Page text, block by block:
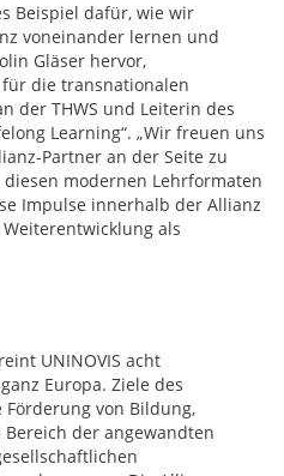
Beispiel dafür, wie wir
voneinander lernen und
Gläser hervor,
die transnationalen
der THWS und Leiterin des
Learning“. „Wir freuen uns
Partner an der Seite zu
modernen Lehrformaten
Impulse innerhalb der Allianz
als
UNINOVIS acht
Europa. Ziele des
von Bildung,
der angewandten